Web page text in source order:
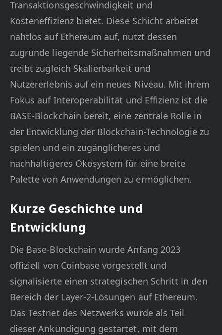
Transaktionsgeschwindigkeit und
Kosteneffizienz bietet. Diese Schicht arbeitet
nahtlos auf Ethereum auf, nutzt dessen
zugrunde liegende Sicherheitsmaßnahmen und
treibt zugleich Skalierbarkeit und
Nutzererlebnis auf ein neues Niveau. Mit ihrem
Fokus auf Interoperabilität und Effizienz ist die
BASE-Blockchain bereit, eine zentrale Rolle in
der Entwicklung der Blockchain-Technologie zu
spielen und ein zugänglicheres und
nachhaltigeres Ökosystem für eine breite
Palette von Anwendungen zu ermöglichen.
Kurze Geschichte und
Entwicklung
Die Base-Blockchain wurde Anfang 2023
offiziell von Coinbase vorgestellt und
signalisierte einen strategischen Schritt in den
Bereich der Layer-2-Lösungen auf Ethereum.
Das Testnet des Netzwerks wurde als Teil
dieser Ankündigung gestartet, mit dem